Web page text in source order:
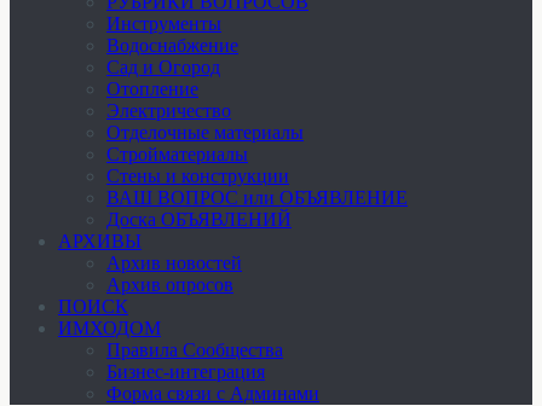
Инструменты
Водоснабжение
Сад и Огород
Отопление
Электричество
Отделочные материалы
Стройматериалы
Стены и конструкции
ВАШ ВОПРОС или ОБЪЯВЛЕНИЕ
Доска ОБЪЯВЛЕНИЙ
АРХИВЫ
Архив новостей
Архив опросов
ПОИСК
ИМХОДОМ
Правила Сообщества
Бизнес-интеграция
Форма связи с Админами